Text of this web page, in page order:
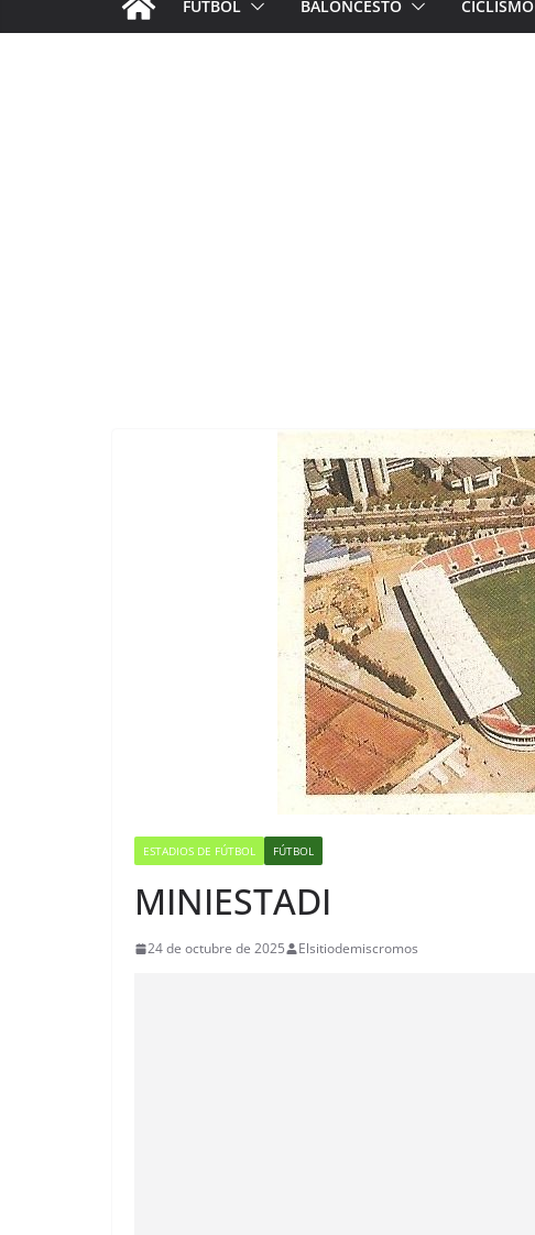
FÚTBOL BALONCESTO CICLISMO
ESTADIOS DE FÚTBOL FÚTBOL
MINIESTADI
24 de octubre de 2025 Elsitiodemiscromos